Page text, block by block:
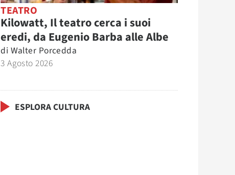
TEATRO
Kilowatt, Il teatro cerca i suoi
eredi, da Eugenio Barba alle Albe
di Walter Porcedda
3 Agosto 2026
ESPLORA CULTURA